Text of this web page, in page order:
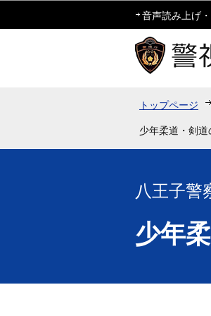
音声読み上げ
トップページ
少年柔道・剣
八王子警
少年